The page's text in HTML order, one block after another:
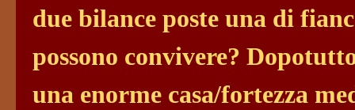
due bilance poste una di
possono convivere?
una enorme casa/fortezza